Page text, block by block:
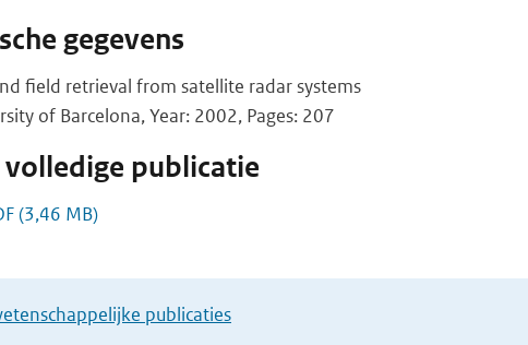
gegevens
field retrieval from satellite radar systems
of Barcelona, Year: 2002, Pages: 207
publicatie
(3,46 MB)
publicaties